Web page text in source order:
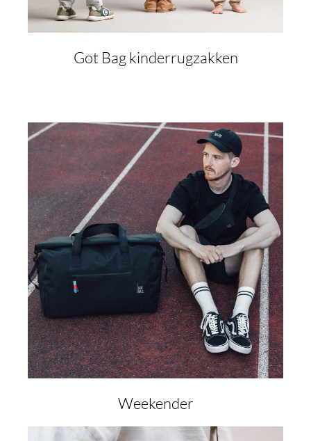
Got Bag kinderrugzakken
Weekender